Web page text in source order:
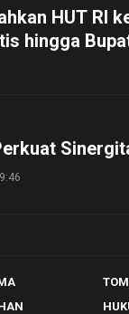
HUT RI
hingga
Bersama